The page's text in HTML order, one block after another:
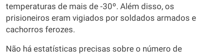
temperaturas de mais de -30º. Além disso, os
prisioneiros eram vigiados por soldados armados e
cachorros ferozes.
Não há estatísticas precisas sobre o número de